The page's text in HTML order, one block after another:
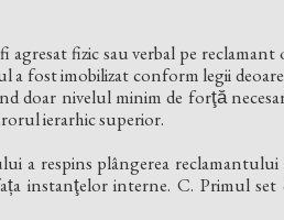
fizic sau verbal pe reclamant
a fost imobilizat conform legii
doar nivelul minim de forţă
ierarhic superior.
a respins plângerea reclamantului
instanţelor interne. C. Primul set